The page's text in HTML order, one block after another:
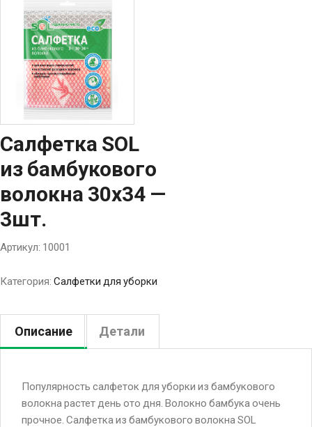
Салфетка SOL
из бамбукового
волокна 30х34 —
3шт.
Артикул: 10001
Категория: Салфетки для уборки
Описание Детали
Популярность салфеток для уборки из бамбукового
волокна растет день ото дня. Волокно бамбука очень
прочное. Салфетка из бамбукового волокна SOL